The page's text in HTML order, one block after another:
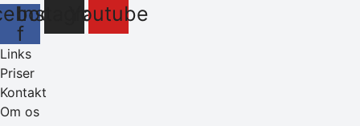
f
InstagramYoutube
Links
Priser
Kontakt
Om os